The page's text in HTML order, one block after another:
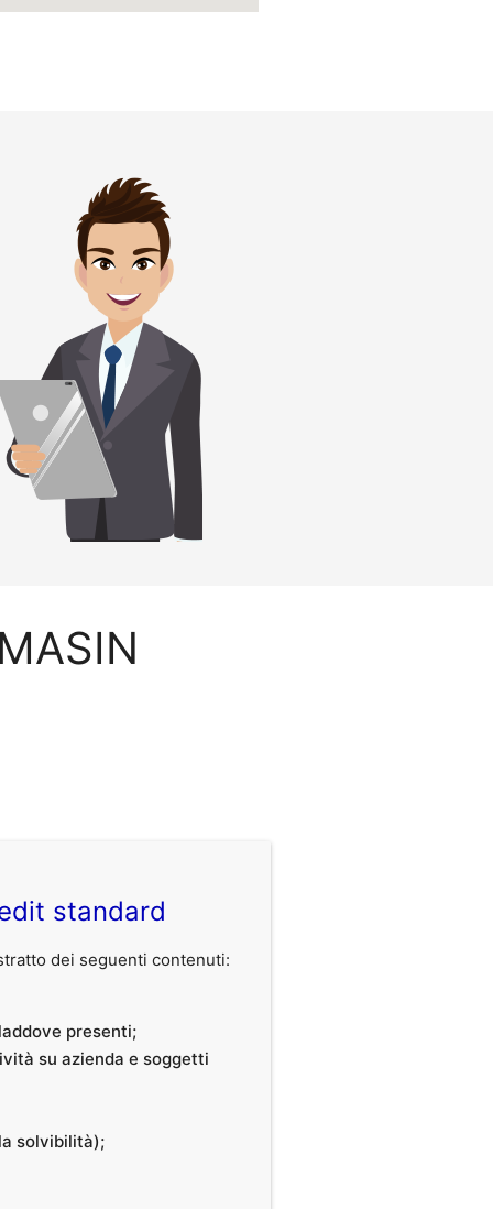
standard
dei seguenti contenuti:
presenti;
su azienda e soggetti
solvibilità);